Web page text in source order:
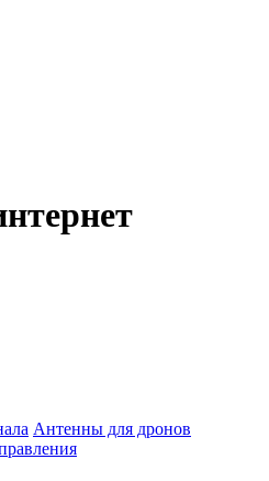
Антенны для дронов